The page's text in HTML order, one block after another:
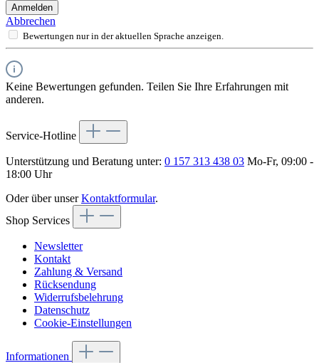
Anmelden
Abbrechen
Bewertungen nur in der aktuellen Sprache anzeigen.
Keine Bewertungen gefunden. Teilen Sie Ihre Erfahrungen mit
anderen.
Service-Hotline
Unterstützung und Beratung unter: 0 157 313 438 03 Mo-Fr, 09:00 -
18:00 Uhr
Oder über unserKontaktformular.
Shop Services
Newsletter
Kontakt
Zahlung & Versand
Rücksendung
Widerrufsbelehrung
Datenschutz
Cookie-Einstellungen
Informationen